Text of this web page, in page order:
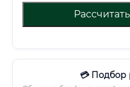
💳 Подбор